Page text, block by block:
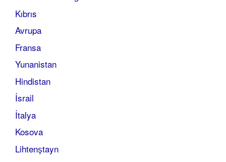
Kıbrıs
Avrupa
Fransa
Yunanistan
Hindistan
İsrail
İtalya
Kosova
Lihtenştayn